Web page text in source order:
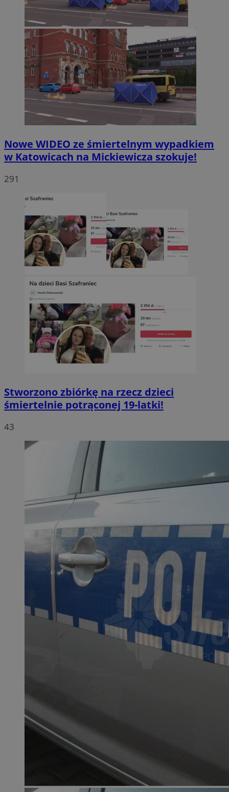
Nowe WIDEO ze śmiertelnym wypadkiem
w Katowicach na Mickiewicza szokuje!
291
Stworzono zbiórkę na rzecz dzieci
śmiertelnie potrąconej 19-latki!
43